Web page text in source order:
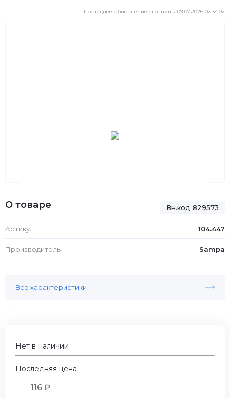
Последнее обновление страницы 09.07.2026 02:34:02
Вн.код 829573
О товаре
Артикул 104.447
Производитель Sampa
Все характеристики
Нет в наличии
Последняя цена
116 ₽